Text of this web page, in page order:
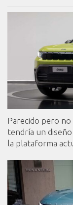
Parecido pero no
tendría un
la plataforma